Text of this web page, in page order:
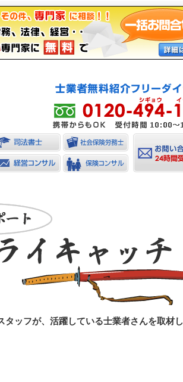
ッフが、活躍している士業者さんを取材